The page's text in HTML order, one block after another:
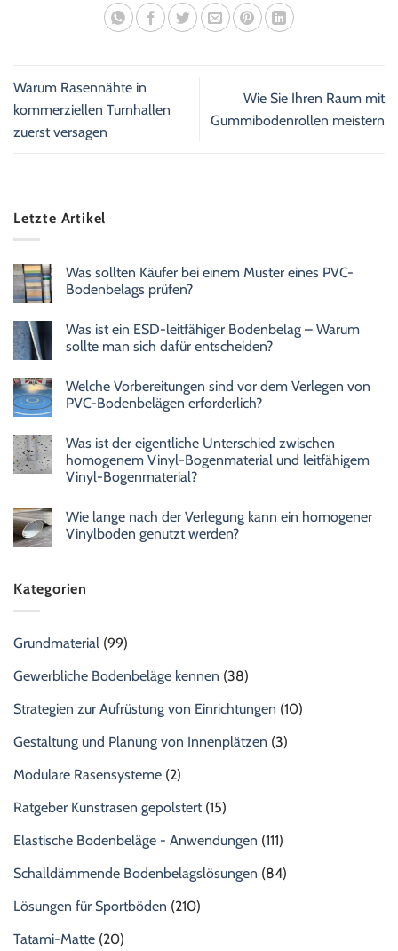
Warum Rasennähte in
kommerziellen Turnhallen
zuerst versagen
Wie Sie Ihren Raum mit
Gummibodenrollen meistern
Letzte Artikel
Was sollten Käufer bei einem Muster eines PVC-
Bodenbelags prüfen?
Was ist ein ESD-leitfähiger Bodenbelag – Warum
sollte man sich dafür entscheiden?
Welche Vorbereitungen sind vor dem Verlegen von
PVC-Bodenbelägen erforderlich?
Was ist der eigentliche Unterschied zwischen
homogenem Vinyl-Bogenmaterial und leitfähigem
Vinyl-Bogenmaterial?
Wie lange nach der Verlegung kann ein homogener
Vinylboden genutzt werden?
Kategorien
Grundmaterial (99)
Gewerbliche Bodenbeläge kennen (38)
Strategien zur Aufrüstung von Einrichtungen (10)
Gestaltung und Planung von Innenplätzen (3)
Modulare Rasensysteme (2)
Ratgeber Kunstrasen gepolstert(15)
Elastische Bodenbeläge - Anwendungen (111)
Schalldämmende Bodenbelagslösungen (84)
Lösungen für Sportböden (210)
Tatami-Matte (20)